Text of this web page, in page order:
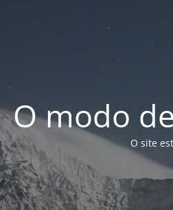
O modo
O site